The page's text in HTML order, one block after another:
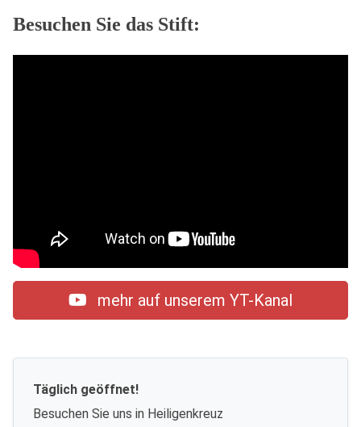
Besuchen Sie das Stift:
mehr auf unserem YT-Kanal
Täglich geöffnet!
Besuchen Sie uns in Heiligenkreuz